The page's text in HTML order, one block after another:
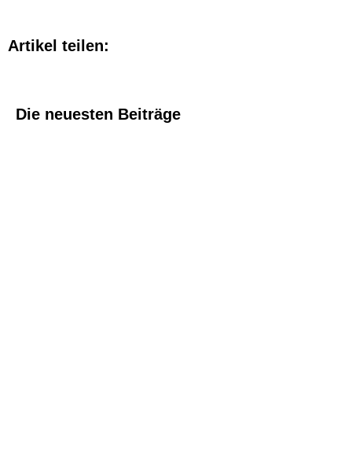
Artikel teilen:
Die neuesten Beiträge